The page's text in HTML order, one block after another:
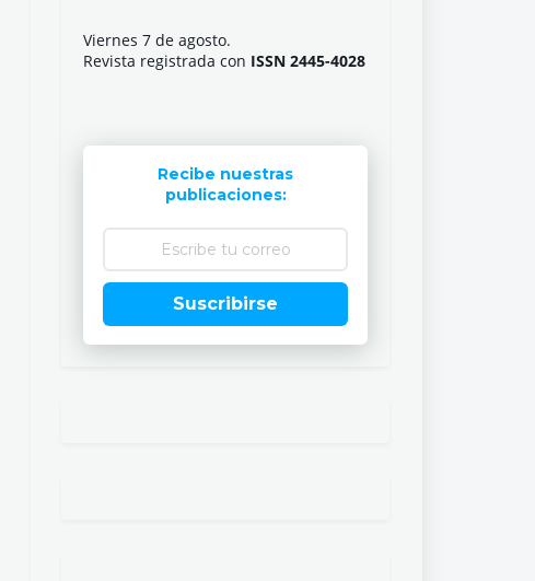
Viernes 7 de agosto.
Revista registrada con ISSN 2445-4028
Recibe nuestras
publicaciones:
Suscribirse